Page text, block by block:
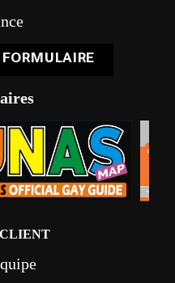
FORMULAIRE